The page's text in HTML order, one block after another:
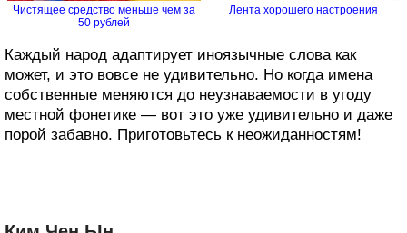
Чистящее средство меньше чем за
50 рублей
Лента хорошего настроения
Каждый народ адаптирует иноязычные слова как
может, и это вовсе не удивительно. Но когда имена
собственные меняются до неузнаваемости в угоду
местной фонетике — вот это уже удивительно и даже
порой забавно. Приготовьтесь к неожиданностям!